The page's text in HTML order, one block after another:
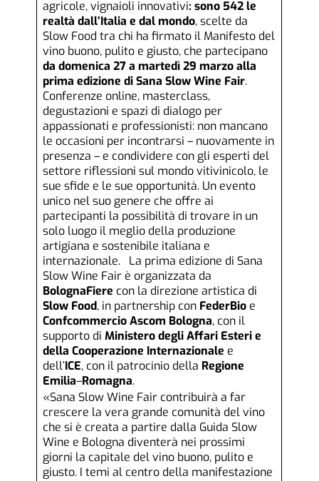
agricole, vignaioli innovativi: sono 542 le
realtà dall’Italia e dal mondo, scelte da
Slow Food tra chi ha firmato il Manifesto del
vino buono, pulito e giusto, che partecipano
da domenica 27 a martedì 29 marzo alla
prima edizione di Sana Slow Wine Fair.
Conferenze online, masterclass,
degustazioni e spazi di dialogo per
appassionati e professionisti: non mancano
le occasioni per incontrarsi – nuovamente in
presenza – e condividere con gli esperti del
settore riflessioni sul mondo vitivinicolo, le
sue sfide e le sue opportunità. Un evento
unico nel suo genere che offre ai
partecipanti la possibilità di trovare in un
solo luogo il meglio della produzione
artigiana e sostenibile italiana e
internazionale. La prima edizione di Sana
Slow Wine Fair è organizzata da
BolognaFiere con la direzione artistica di
Slow Food, in partnership con FederBio e
Confcommercio Ascom Bologna, con il
supporto diMinistero degli Affari Esteri e
della Cooperazione Internazionale e
dell’ICE, con il patrocinio della Regione
Emilia–Romagna.
«Sana Slow Wine Fair contribuirà a far
crescere la vera grande comunità del vino
che si è creata a partire dalla Guida Slow
Wine e Bologna diventerà nei prossimi
giorni la capitale del vino buono, pulito e
giusto. I temi al centro della manifestazione